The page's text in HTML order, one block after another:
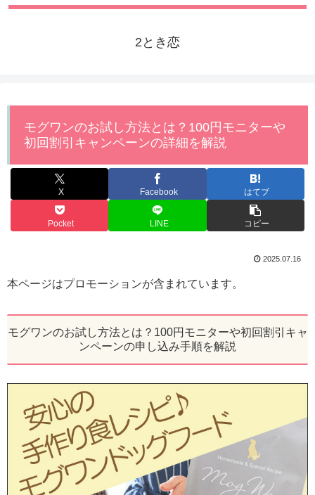
2とき恋
モグワンのお試し方法とは？100円モニターや
初回割引キャンペーンの詳細を解説
X Facebook はてブ
Pocket LINE コピー
2025.07.16
本ページはプロモーションが含まれています。
モグワンのお試し方法とは？100円モニターや初回割引キャ
ンペーンの申し込み手順を解説